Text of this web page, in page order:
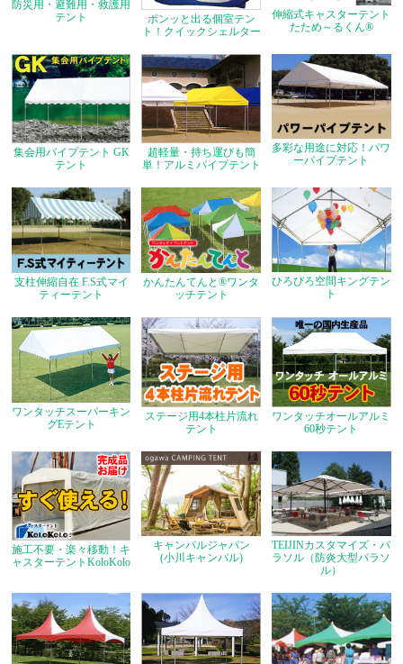
防災用・避難用・救護用
テント
ポンッと出る個室テン
ト！クイックシェルター
伸縮式キャスターテント
たため～るくん®
集会用パイプテント GK
テント
超軽量・持ち運びも簡
単！アルミパイプテント
多彩な用途に対応！パワ
ーパイプテント
支柱伸縮自在 F.S式マイ
ティーテント
かんたんてんと®ワンタ
ッチテント
ひろびろ空間キングテン
ト
ワンタッチスーパーキン
グEテント
ステージ用4本柱片流れ
テント
ワンタッチオールアルミ
60秒テント
施工不要・楽々移動！キ
ャスターテントKoloKolo
キャンパルジャパン
(小川キャンパル)
TEIJINカスタマイズ・パ
ラソル（防炎大型パラソ
ル）